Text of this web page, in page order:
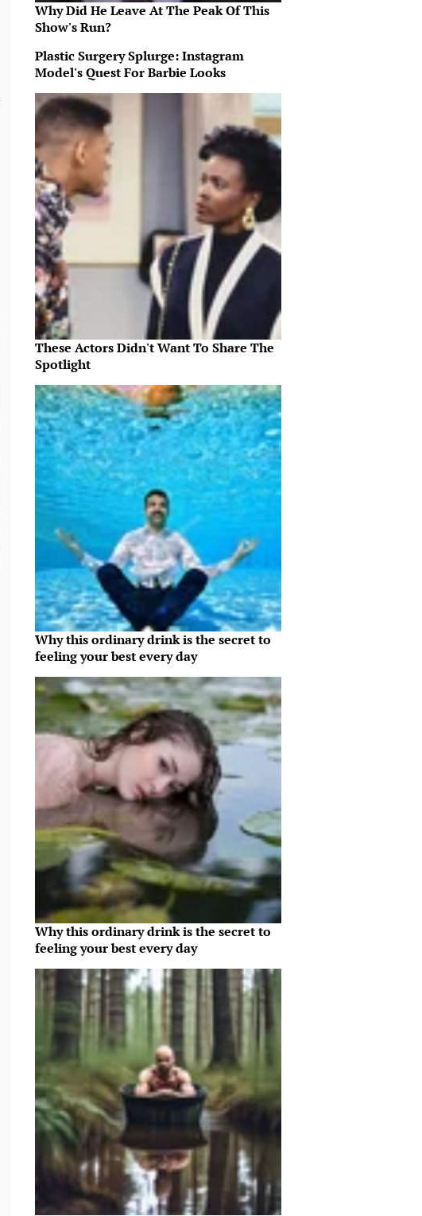
Why Did He Leave At The Peak Of This
Show's Run?
Plastic Surgery Splurge: Instagram
Model's Quest For Barbie Looks
These Actors Didn't Want To Share The
Spotlight
Why this ordinary drink is the secret to
feeling your best every day
Why this ordinary drink is the secret to
feeling your best every day